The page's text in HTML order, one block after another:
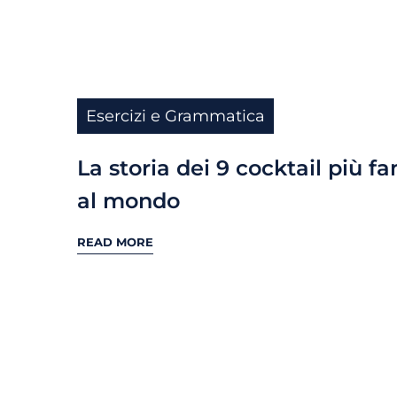
Esercizi e Grammatica
La storia dei 9 cocktail più
al mondo
READ MORE